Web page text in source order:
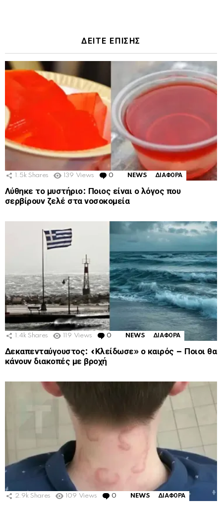
ΔΕΙΤΕ ΕΠΙΣΗΣ
1.5k Shares 139 Views 0 Comments
NEWS ΔΙΑΦΟΡΑ
Λύθηκε το μυστήριο: Ποιος είναι ο λόγος που
σερβίρουν ζελέ στα νοσοκομεία
1.4k Shares 119 Views 0 Comments
NEWS ΔΙΑΦΟΡΑ
Δεκαπενταύγουστος: «Κλείδωσε» ο καιρός – Ποιοι θα
κάνουν διακοπές με βροχή
2.9k Shares 109 Views 0 Comments
NEWS ΔΙΑΦΟΡΑ